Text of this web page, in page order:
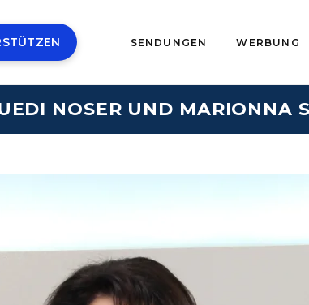
SENDUNGEN WERBUNG
NOSER UND MARIONNA